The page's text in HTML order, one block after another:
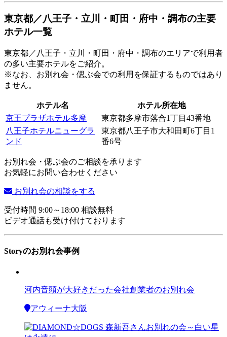
東京都／八王子・立川・町田・府中・調布の主要
ホテル一覧
東京都／八王子・立川・町田・府中・調布のエリアで利用者
の多い主要ホテルをご紹介。
※なお、お別れ会・偲ぶ会での利用を保証するものではあり
ません。
ホテル名
ホテル所在地
京王プラザホテル多摩
東京都多摩市落合1丁目43番地
八王子ホテルニューグラ
ンド
東京都八王子市大和田町6丁目1
番6号
お別れ会・偲ぶ会のご相談を承ります
お気軽にお問い合わせください
お別れ会の相談をする
受付時間 9:00～18:00 相談無料
ビデオ通話も受け付けております
Storyのお別れ会事例
河内音頭が大好きだった会社創業者のお別れ会
アウィーナ大阪